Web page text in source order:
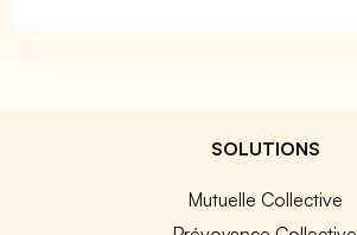
SOLUTIONS
Mutuelle Collective